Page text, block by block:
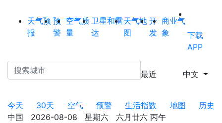
天气预
报
预
警
空气质
量
卫星和雷
达
天气地
图
开
发
商业气
象
下载
APP
最近 中文
今天 30天 空气 预警 生活指数 地图
历史
中国 2026-08-08 星期六 六月廿六 丙午